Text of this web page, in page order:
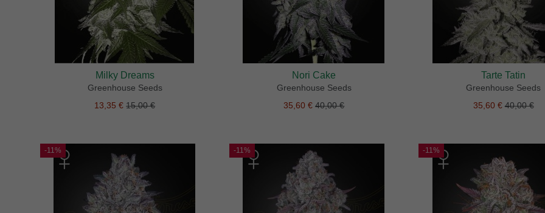
Milky Dreams
Greenhouse Seeds
13,35 €15,00 €
Nori Cake
Greenhouse Seeds
35,60 €40,00 €
Tarte Tatin
Greenhouse Seeds
35,60 €40,00 €
-11% -11% -11%